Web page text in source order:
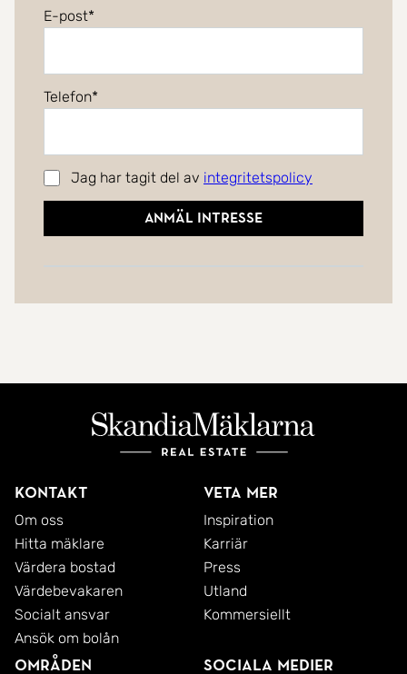
E-post
Telefon
Jag har tagit del av integritetspolicy
Anmäl intresse
Kontakt
Om oss
Hitta mäklare
Värdera bostad
Värdebevakaren
Socialt ansvar
Ansök om bolån
Veta mer
Inspiration
Karriär
Press
Utland
Kommersiellt
Områden Sociala medier